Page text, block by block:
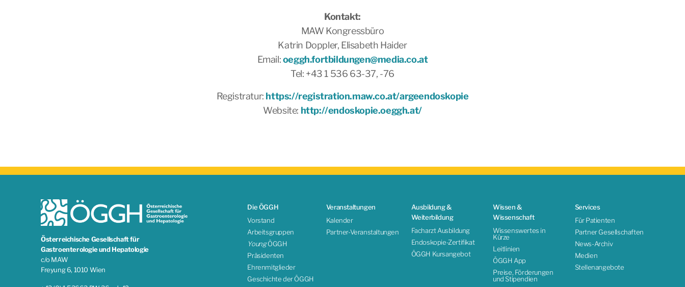
Kontakt:
MAW Kongressbüro
Katrin Doppler, Elisabeth Haider
Email:oeggh.fortbildungen@media.co.at
Tel: +43 1 536 63-37, -76
Registratur: https://registration.maw.co.at/argeendoskopie
Website: http://endoskopie.oeggh.at/
Österreichische Gesellschaft für
Gastroenterologie und Hepatologie
c/o MAW
Freyung 6, 1010 Wien
Die ÖGGH
Vorstand
Arbeitsgruppen
YoungÖGGH
Präsidenten
Ehrenmitglieder
Geschichte der ÖGGH
Veranstaltungen
Kalender
Partner-Veranstaltungen
Ausbildung &
Weiterbildung
Facharzt Ausbildung
Endoskopie-Zertifikat
ÖGGH Kursangebot
Wissen &
Wissenschaft
Wissenswertes in
Kürze
Leitlinien
ÖGGH App
Preise, Förderungen
und Stipendien
Services
Für Patienten
Partner Gesellschaften
News-Archiv
Medien
Stellenangebote